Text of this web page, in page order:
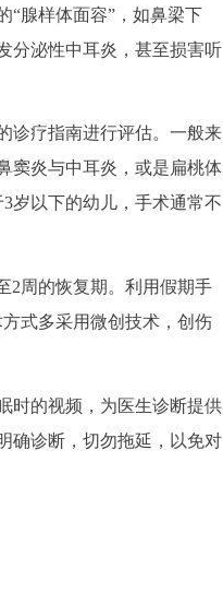
“腺样体面容”，如鼻梁下
分泌性中耳炎，甚至损害听
诊疗指南进行评估。一般来
窦炎与中耳炎，或是扁桃体
岁以下的幼儿，手术通常不
2周的恢复期。利用假期手
式多采用微创技术，创伤
时的视频，为医生诊断提供
确诊断，切勿拖延，以免对